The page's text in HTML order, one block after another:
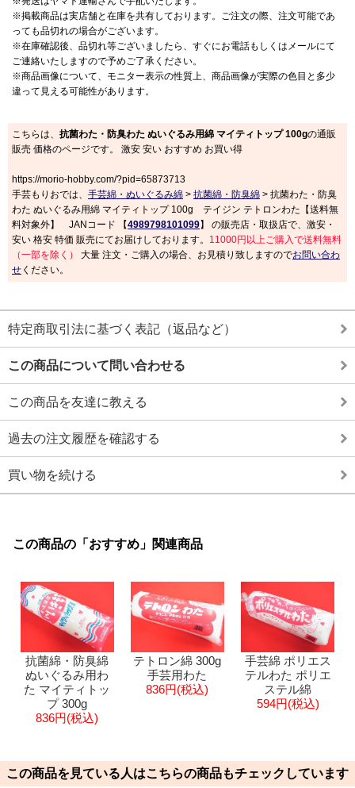
※掲載商品は実店舗と在庫を共有しております。ご注文の際、注文可能であ
っても品切れの場合がございます。
※在庫確認後、品切れ等ございましたら、すぐにお電話もしくはメールにて
ご連絡いたしますので予めご了承ください。
※商品画像について、モニター表示の性質上、商品画像が実際の色目と多少
違って見える可能性があります。
こちらは、 抗菌わた・防臭わた ぬいぐるみ用綿 マイティトップ 100gの通販
販売 価格のページです。 激安 安い おすすめ お買い得
https://morio-hobby.com/?pid=65873713
手芸もりおでは、 手芸綿・ぬいぐるみ綿 > 抗菌綿・防臭綿 > 抗菌わた・防臭
わた ぬいぐるみ用綿 マイティトップ 100g テイジン テトロンわた【送料無
料対象外】 JANコード 【4989798101099】 の販売店・取扱店で、激安・
安い 格安 特価 販売にてお届けしております。 11000円以上ご購入で送料無料
（一部を除く）
大量 注文・ご購入の場合、お見積り致しますのでお問い合わ
せ ください。
特定商取引法に基づく表記（返品など）
この商品について問い合わせる
この商品を友達に教える
過去の注文履歴を確認する
買い物を続ける
この商品の「おすすめ」関連商品
抗菌綿・防臭綿
ぬいぐるみ用わ
た マイティトッ
プ 300g
836円(税込)
テトロン綿 300g
手芸用わた
836円(税込)
手芸綿 ポリエス
テルわた ポリエ
ステル綿
594円(税込)
この商品を見ている人はこちらの商品もチェックしています